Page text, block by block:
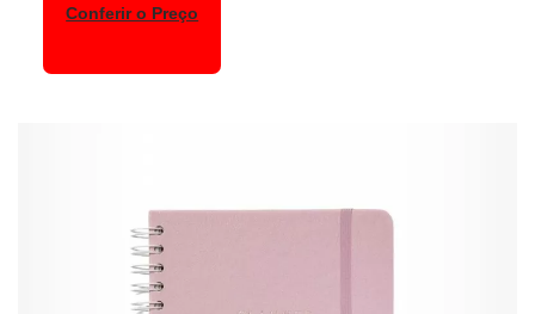
Conferir o Preço